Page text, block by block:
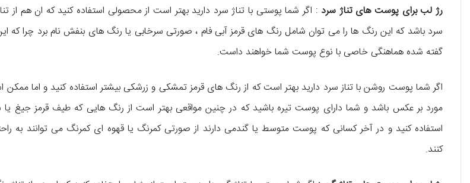
رژ لب برای پوست های تناژ سرد : اگر شما پوستی با تناژ سرد دارید بهتر است از محصولی استفاده کنید که ان هم از
سرد باشد که این رنگ ها را می توان شامل رنگ های قرمز آبی فام ، صورتی سرخابی یا رنگ های بنفش نام برد چرا که
گفته شده هماهنگی خاصی با نوع پوست شما خواهند داست.
اگر شما پوست روشن با تناز سرد دارید بهتر است که از رنگ های قرمز تمشکی و زرشکی بیشتر استفاده کنید و اما
مورد بر عکس باشد و شما دارای پوست تیره باشید که در چنین مواقعی بهتر است از رنگ هایی که طیف قرمز جیغ یا
استفاده کنید و در آخر کسانی که پوست متوسط یا گندمی دارند از صورتی کمرنگ یا قهوه ای کمرنگ می توانند به
کنند.